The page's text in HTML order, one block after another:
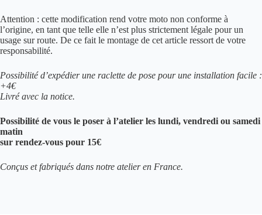
Attention : cette modification rend votre moto non conforme à
l’origine, en tant que telle elle n’est plus strictement légale pour un
usage sur route. De ce fait le montage de cet article ressort de votre
responsabilité.
Possibilité d’expédier une raclette de pose pour une installation facile :
+4€
Livré avec la notice.
Possibilité de vous le poser à l’atelier les lundi, vendredi ou samedi
matin
sur rendez-vous pour 15€
Conçus et fabriqués dans notre atelier en France.